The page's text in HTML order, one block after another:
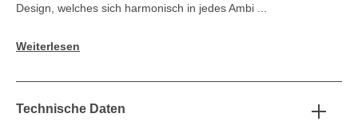
Design, welches sich harmonisch in jedes Ambi ...
Weiterlesen
Technische Daten